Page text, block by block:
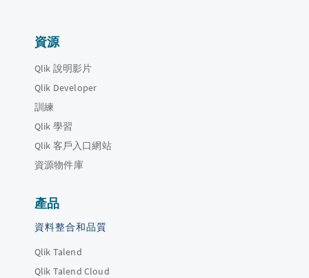
資源
Qlik 說明影片
Qlik Developer
訓練
Qlik 學習
Qlik 客戶入口網站
資源物件庫
產品
資料整合和品質
Qlik Talend
Qlik Talend Cloud